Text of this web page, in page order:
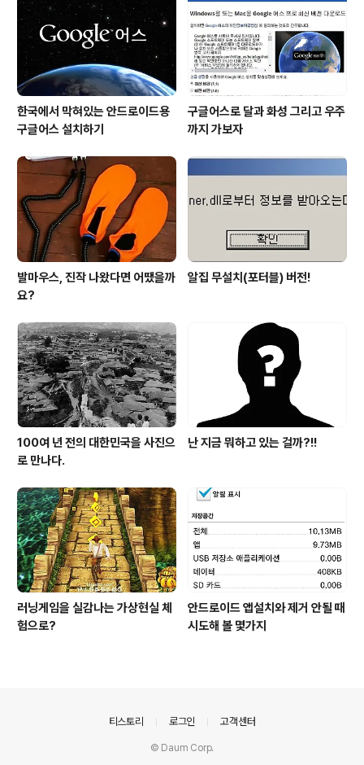
계비 책정에 대한 보건복지부(장관 진수희)가 내세운 명목
을 살펴보겠습니다. 보건복지부는 중앙생활보장위원회(위
원장 : 장관 전재희, 이..
한국에서 막혀있는 안드로이드용
구글어스 설치하기
구글어스로 달과 화성 그리고 우주
까지 가보자
발마우스, 진작 나왔다면 어땠을까
요?
알집 무설치(포터블) 버전!
100여 년 전의 대한민국을 사진으
로 만나다.
난 지금 뭐하고 있는 걸까?!!
러닝게임을 실감나는 가상현실 체
험으로?
안드로이드 앱설치와 제거 안될 때
시도해 볼 몇가지
티스토리 로그인 고객센터
© Daum Corp.